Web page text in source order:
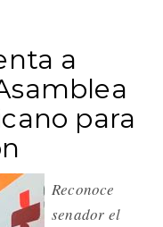
a
para
Reconoce
senador el